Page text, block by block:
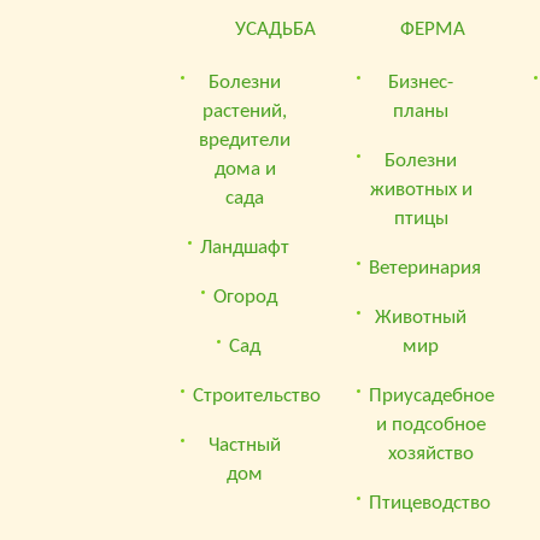
УСАДЬБА
Болезни
растений,
вредители
дома и
сада
Ландшафт
Огород
Сад
Строительство
Частный
дом
ФЕРМА
Бизнес-
планы
Болезни
животных и
птицы
Ветеринария
Животный
мир
Приусадебное
и подсобное
хозяйство
Птицеводство